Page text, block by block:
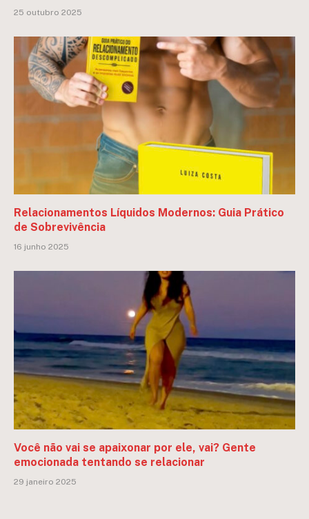
25 outubro 2025
Relacionamentos Líquidos Modernos: Guia Prático
de Sobrevivência
16 junho 2025
Você não vai se apaixonar por ele, vai? Gente
emocionada tentando se relacionar
29 janeiro 2025